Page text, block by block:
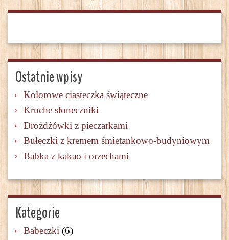
Ostatnie wpisy
Kolorowe ciasteczka świąteczne
Kruche słoneczniki
Drożdżówki z pieczarkami
Bułeczki z kremem śmietankowo-budyniowym
Babka z kakao i orzechami
Kategorie
Babeczki (6)